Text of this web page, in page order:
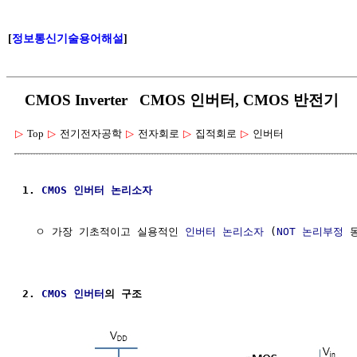
[정보통신기술용어해설]
CMOS Inverter CMOS 인버터, CMOS 반전기
▷ Top ▷ 전기전자공학 ▷ 전자회로 ▷ 집적회로 ▷ 인버터
1. CMOS 인버터 논리소자
  ㅇ 가장 기초적이고 실용적인
인버터 논리소자 (NOT 논리부정
2. CMOS 인버터의 구조